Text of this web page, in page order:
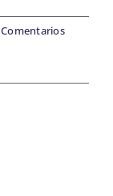
Comentarios